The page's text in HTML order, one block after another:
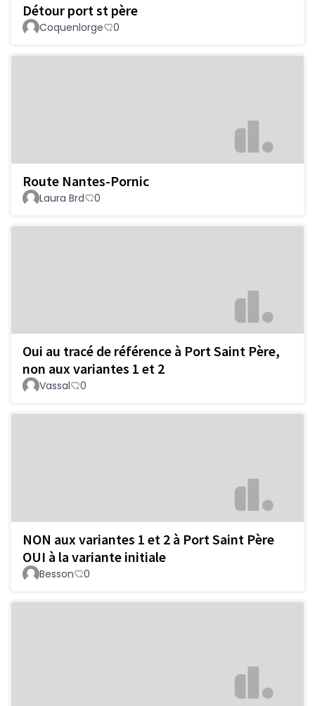
Détour port st père
Coquenlorge 0
Route Nantes-Pornic
Laura Brd 0
Oui au tracé de référence à Port Saint Père,
non aux variantes 1 et 2
Vassal 0
NON aux variantes 1 et 2 à Port Saint Père
OUI à la variante initiale
Besson 0